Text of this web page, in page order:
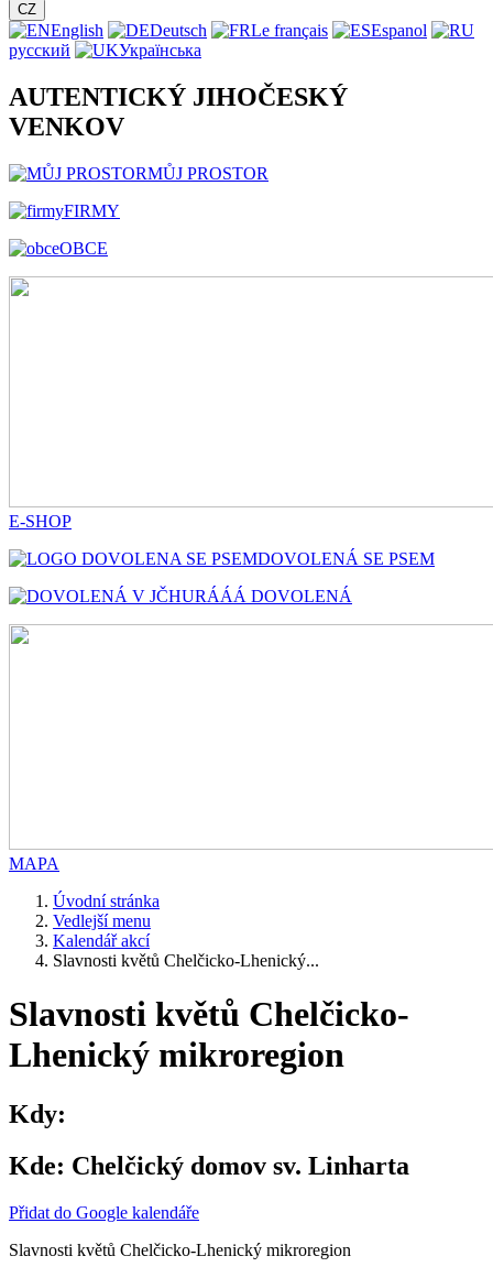
CZ
English Deutsch Le français
Espanol
русский
Українська
AUTENTICKÝ JIHOČESKÝ
VENKOV
MŮJ PROSTOR
FIRMY
OBCE
E-SHOP
DOVOLENÁ SE PSEM
HURÁÁÁ DOVOLENÁ
MAPA
Úvodní stránka
Vedlejší menu
Kalendář akcí
Slavnosti květů Chelčicko-Lhenický...
Slavnosti květů Chelčicko-
Lhenický mikroregion
Kdy:
Kde: Chelčický domov sv. Linharta
Přidat do Google kalendáře
Slavnosti květů Chelčicko-Lhenický mikroregion